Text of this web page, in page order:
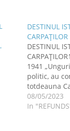
DESTINUL
CARPAŢILOR
DESTINUL
1941
politic, au
totdeauna
hotar, un
însuşi
08/05/2023
In